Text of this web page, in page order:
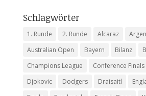
Schlagwörter
1. Runde 2. Runde Alcaraz
Australian Open
Bayern Bilanz
Champions League
Conference Finals
Djokovic
Dodgers Draisaitl